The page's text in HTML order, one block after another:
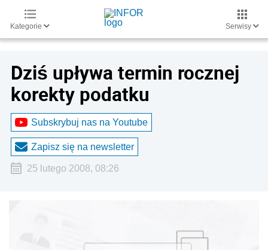
Kategorie Serwisy
Dziś upływa termin rocznej
korekty podatku
Subskrybuj nas na Youtube
Zapisz się na newsletter
25 lutego 2008, 08:26